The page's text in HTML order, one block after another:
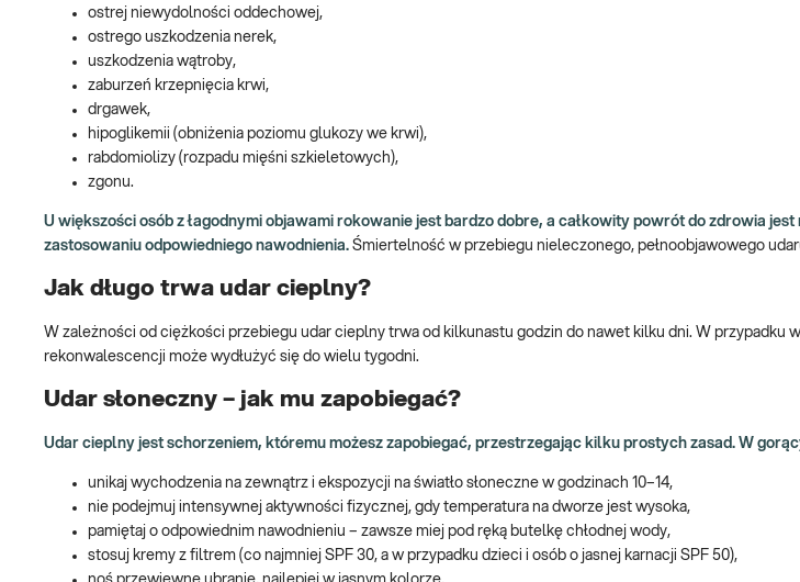
ostrej niewydolności oddechowej,
ostrego uszkodzenia nerek,
uszkodzenia wątroby,
zaburzeń krzepnięcia krwi,
drgawek,
hipoglikemii (obniżenia poziomu glukozy we krwi),
rabdomiolizy (rozpadu mięśni szkieletowych),
zgonu.
U większości osób z łagodnymi objawami rokowanie jest bardzo dobre, a całkowity powrót do zdrowia
zastosowaniu odpowiedniego nawodnienia. Śmiertelność w przebiegu nieleczonego, pełnoobjawowego
Jak długo trwa udar cieplny?
W zależności od ciężkości przebiegu udar cieplny trwa od kilkunastu godzin do nawet kilku dni. W przypadku
rekonwalescencji może wydłużyć się do wielu tygodni.
Udar słoneczny – jak mu zapobiegać?
Udar cieplny jest schorzeniem, któremu możesz zapobiegać, przestrzegając kilku prostych zasad. W
unikaj wychodzenia na zewnątrz i ekspozycji na światło słoneczne w godzinach 10–14,
nie podejmuj intensywnej aktywności fizycznej, gdy temperatura na dworze jest wysoka,
pamiętaj o odpowiednim nawodnieniu – zawsze miej pod ręką butelkę chłodnej wody,
stosuj kremy z filtrem (co najmniej SPF 30, a w przypadku dzieci i osób o jasnej karnacji SPF 50),